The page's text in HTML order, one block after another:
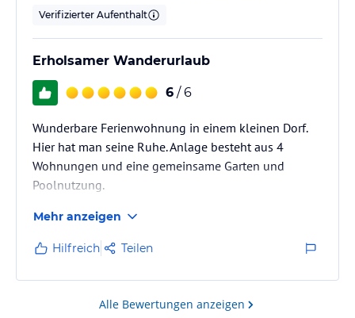
Verifizierter Aufenthalt
Erholsamer Wanderurlaub
6 / 6
Wunderbare Ferienwohnung in einem kleinen Dorf.
Hier hat man seine Ruhe. Anlage besteht aus 4
Wohnungen und eine gemeinsame Garten und
Poolnutzung.
Mehr anzeigen
Hilfreich Teilen
Alle Bewertungen anzeigen